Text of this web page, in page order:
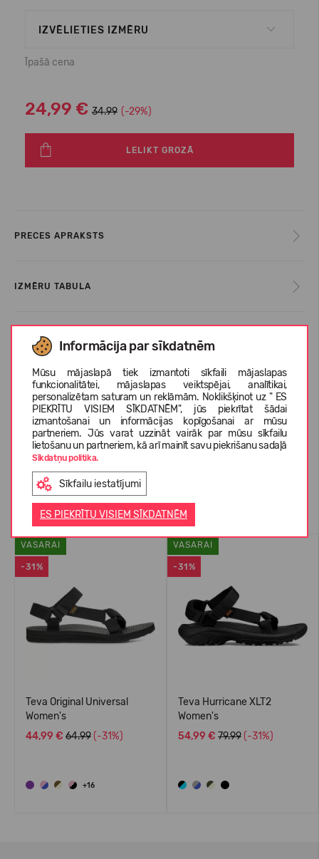
Informācija par sīkdatnēm
Mūsu mājaslapā tiek izmantoti sīkfaili mājaslapas
funkcionalitātei, mājaslapas veiktspējai, analītikai,
personalizētam saturam un reklāmām. Noklikšķinot uz " ES
PIEKRĪTU VISIEM SĪKDATNĒM", jūs piekrītat šādai
izmantošanai un informācijas kopīgošanai ar mūsu
partneriem. Jūs varat uzzināt vairāk par mūsu sīkfailu
lietošanu un partneriem, kā arī mainīt savu piekrišanu sadaļā
Sīkdatņu politika.
Sīkfailu iestatījumi
ES PIEKRĪTU VISIEM SĪKDATNĒM
IZVĒLIETIES IZMĒRU
Īpašā cena
24,99 € 34.99 (-29%)
LELIKT GROZĀ
PRECES APRAKSTS
IZMĒRU TABULA
KOPŠANAS INSTRUKCIJAS
PAR TEVA
KLIENTU ATSAUKSMES (0)
Līdzīgas preces
-31%
VASARAI
Teva Original Universal
Women's
44,99 € 64.99 (-31%)
+16
-31%
VASARAI
Teva Hurricane XLT2
Women's
54,99 € 79.99 (-31%)